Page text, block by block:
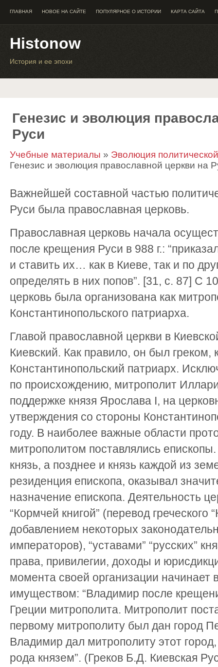
ГЛАВНАЯ НОВОЕ НА САЙТЕ ПОПУЛЯРНОЕ О ИСТОРИИ КАРТА САЙТА
Histonow
История и ее эпохи
Генезис и эволюция
Руси
Учебные материалы » Эволюция
Генезис и эволюция православной церкви на
Важнейшей составной частью
Руси была православная церковь.
Православная церковь начала
после крещения Руси в 988 г.:
и ставить их… как в Киеве, так и по
определять в них попов”. [31, с. 87] С
церковь была организована как
Константинопольского патриарха.
Главой православной церкви в
Киевский. Как правило, он был греком,
Константинопольский патриарх.
по происхождению, митрополит
поддержке князя Ярослава I, на
утверждения со стороны
году. В наиболее важные области
митрополитом поставлялись
князь, а позднее и князь каждой из
резиденция епископа, оказывал
назначение епископа. Деятельность
“Кормчей книгой” (перевод греческого
добавлением некоторых
императоров), “уставами” “русских”
права, привилегии, доходы и
момента своей организации
имуществом: “Владимир после
Греции митрополита. Митрополит
первому митрополиту был дан город
Владимир дал митрополиту этот
рода князем”. (Греков Б.Д. Киевская